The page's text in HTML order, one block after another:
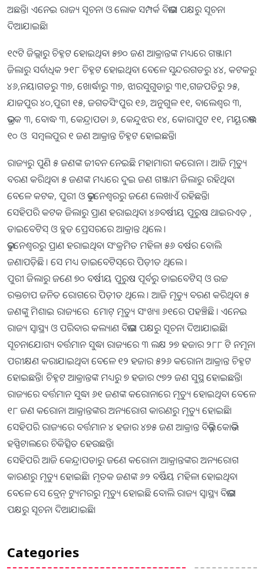
ଅଛନ୍ତି। ଏନେଇ ରାଜ୍ୟ ସୂଚନା ଓ ଲୋକ ସମ୍ପର୍କ ବିଭାଗ ପକ୍ଷରୁ ସୂଚନା
ଦିଆଯାଇଛି।
୧୯ଟି ଜିଲ୍ଲାରୁ ଚିହ୍ନଟ ହୋଇଥିବା ୫୭୦ ଜଣ ଆକ୍ରାନ୍ତଙ୍କ ମଧ୍ୟରେ ଗଞ୍ଜାମ
ଜିଲାରୁ ସର୍ବାଧିକ ୨୧୮ ଚିହ୍ନଟ ହୋଇଥିବା ବେଳେ ସୁନ୍ଦରଗଡରୁ ୪୪, କଟକରୁ
୪୬,ନୟାଗଡରୁ ୩୭, ଖୋର୍ଦ୍ଧାରୁ ୩୭, ଝାରସୁଗୁଡାରୁ ୩୧,ଗଜପତିରୁ ୨୫,
ଯାଜପୁର ୪୦,ପୁରୀ ୧୫, ଜଗତସିଂପୁର ୧୬, ଅନୁଗୁଳ ୧୧, ବାଲେଶ୍ବର ୩,
ଭଦ୍ରକ ୩, ବୋଦ୍ଧ ୩, କେନ୍ଦ୍ରାପଡା ୬, କେନ୍ଦୁଝର ୧୪, କୋରାପୁଟ ୧୧, ମୟୂରଭଞ୍ଜ
୧୦ ଓ ସମ୍ବଲପୁର ୧ ଜଣ ଆକ୍ରାନ୍ତ ଚିହ୍ନଟ ହୋଇଛନ୍ତି।
ରାଜ୍ୟରୁ ପୁଣି ୫ ଜଣଙ୍କ ଜୀବନ ନେଇଛି ମହାମାରୀ କରୋନା । ଆଜି ମୃତ୍ୟୁ
ବରଣ କରିଥିବା ୫ ଜଣଙ୍କ ମଧ୍ୟରେ ଦୁଇ ଜଣ ଗଞ୍ଜାମ ଜିଲାରୁ ରହିଥିବା
ବେଳେ କଟକ, ପୁରୀ ଓ ଭୁବନେଶ୍ବରରୁ ଜଣେ ଲେଖାଏଁ ରହିଛନ୍ତି।
ସେହିପରି କଟକ ଜିଲାରୁ ପ୍ରାଣ ହରାଇଥିବା ୪୬ବର୍ଷୀୟ ପୁରୁଷ ଥାଇରଏଡ଼ ,
ଡାଇବେଟିସ୍ ଓ ବ୍ଲଡ ପ୍ରେସରରେ ଆକ୍ରାନ୍ତ ଥିଲେ ।
ଭୁବନେଶ୍ୱରରୁ ପ୍ରାଣ ହରାଇଥିବା ସଂକ୍ରମିତ ମହିଳା ୫୬ ବର୍ଷର ବୋଲି
ଜଣାପଡ଼ିଛି । ସେ ମଧ୍ୟ ଡାଇବେଟିସ୍‌ରେ ପିଡ଼ୀତ ଥିଲେ ।
ପୁରୀ ଜିଲାରୁ ଜଣେ ୭୦ ବର୍ଷୀୟ ପୁରୁଷ ପୂର୍ବରୁ ଡାଇବେଟିସ୍ ଓ ଉଚ୍ଚ
ରକ୍ତଚାପ ଜନିତ ରୋଗରେ ପିଡ଼ୀତ ଥିଲେ । ଆଜି ମୃତ୍ୟୁ ବରଣ କରିଥିବା ୫
ଜଣଙ୍କୁ ମିଶାଇ ରାଜ୍ୟରେ ମୋଟ୍ ମୃତ୍ୟୁ ସଂଖ୍ୟା ୬୧ରେ ପହଞ୍ଚିଛି । ଏନେଇ
ରାଜ୍ୟ ସ୍ବାସ୍ଥ୍ୟ ଓ ପରିବାର କଲ୍ୟାଣ ବିଭାଗ ପକ୍ଷରୁ ସୂଚନା ଦିଆଯାଇଛି।
ସୂଚନାଯୋଗ୍ୟ ବର୍ତ୍ତମାନ ସୁଦ୍ଧା ରାଜ୍ୟରେ ୩ ଲକ୍ଷ ୨୭ ହଜାର ୨୮୮ ଟି ନମୂନା
ପରୀକ୍ଷଣ କରାଯାଇଥିବା ବେଳେ ୧୨ ହଜାର ୫୨୬ କରୋନା ଆକ୍ରାନ୍ତ ଚିହ୍ନଟ
ହୋଇଛନ୍ତି। ଚିହ୍ନଟ ଆକ୍ରାନ୍ତଙ୍କ ମଧ୍ୟରୁ ୭ ହଜାର ୯୭୨ ଜଣ ସୁସ୍ଥ ହୋଇଛନ୍ତି।
ରାଜ୍ୟରେ ବର୍ତ୍ତମାନ ସୁଦ୍ଧା ୬୧ ଜଣଙ୍କ କରୋନାରେ ମୃତ୍ୟୁ ହୋଇଥିବା ବେଳେ
୧୮ ଜଣ କରୋନା ଆକ୍ରାନ୍ତଙ୍କର ଅନ୍ୟରୋଗ କାରଣରୁ ମୃତ୍ୟୁ ହୋଇଛି।
ସେହିପରି ରାଜ୍ୟରେ ବର୍ତ୍ତମାନ ୪ ହଜାର ୪୭୫ ଜଣ ଆକ୍ରାନ୍ତ ବିଭିନ୍ନ କୋଭିଡ
ହସ୍ପିଟାଲରେ ଚିକିତ୍ସିତ ହେଉଛନ୍ତି।
ସେହିପରି ଆଜି କେନ୍ଦ୍ରାପଡାରୁ ଜଣେ କରୋନା ଆକ୍ରାନ୍ତଙ୍କର ଅନ୍ୟରୋଗ
କାରଣରୁ ମୃତ୍ୟୁ ହୋଇଛି। ମୃତକ ଜଣଙ୍କ ୬୨ ବର୍ଷିୟ ମହିଳା ହୋଇଥିବା
ବେଳେ ସେ ବ୍ରେନ୍ ଟ୍ୟୁମରରୁ ମୃତ୍ୟୁ ହୋଇଛି ବୋଲି ରାଜ୍ୟ ସ୍ବାସ୍ଥ୍ୟ ବିଭାଗ
ପକ୍ଷରୁ ସୂଚନା ଦିଆଯାଇଛି।
Categories